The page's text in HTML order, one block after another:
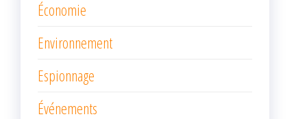
Économie
Environnement
Espionnage
Événements